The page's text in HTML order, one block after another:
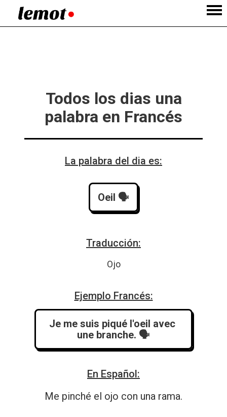
Todos los dias una
palabra en Francés
La palabra del dia es:
Oeil 🗣️
Traducción:
Ojo
Ejemplo Francés:
Je me suis piqué l'oeil avec
une branche. 🗣️
En Español:
Me pinché el ojo con una rama.